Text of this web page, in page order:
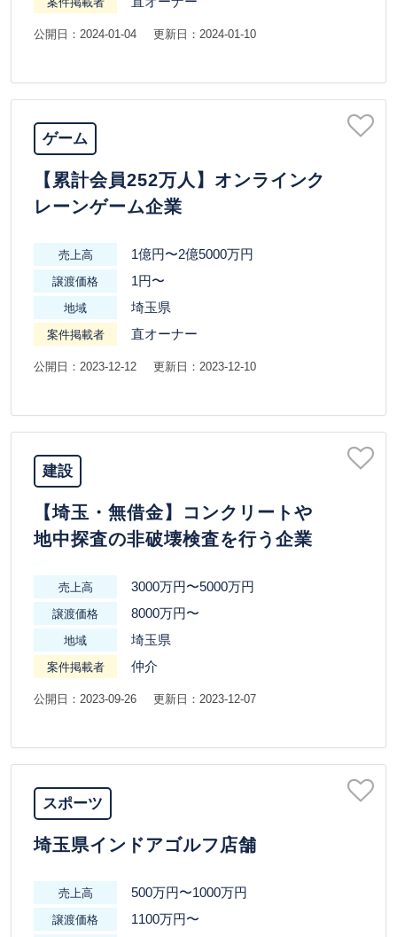
公開日：2024-01-04 更新日：2024-01-10
ゲーム
【累計会員252万人】オンラインク
レーンゲーム企業
売上高 1億円〜2億5000万円
譲渡価格 1円〜
地域 埼玉県
案件掲載者 直オーナー
公開日：2023-12-12 更新日：2023-12-10
建設
【埼玉・無借金】コンクリートや
地中探査の非破壊検査を行う企業
売上高 3000万円〜5000万円
譲渡価格 8000万円〜
地域 埼玉県
案件掲載者 仲介
公開日：2023-09-26 更新日：2023-12-07
スポーツ
埼玉県インドアゴルフ店舗
売上高 500万円〜1000万円
譲渡価格 1100万円〜